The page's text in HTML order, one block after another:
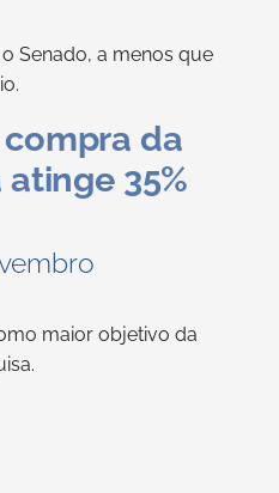
Senado, a menos que
da
35%
maior objetivo da